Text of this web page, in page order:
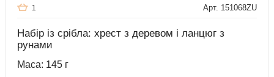
Арт. 151068ZU
1
Набір із срібла: хрест з деревом і ланцюг з
рунами
Маса: 145 г